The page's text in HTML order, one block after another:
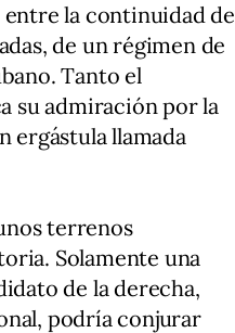
la continuidad de
de un régimen de
Tanto el
su admiración por la
ergástula llamada
terrenos
Solamente una
de la derecha,
podría conjurar